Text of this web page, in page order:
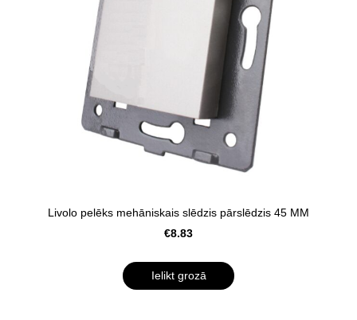
Livolo pelēks mehāniskais slēdzis pārslēdzis 45 MM
€8.83
Ielikt grozā